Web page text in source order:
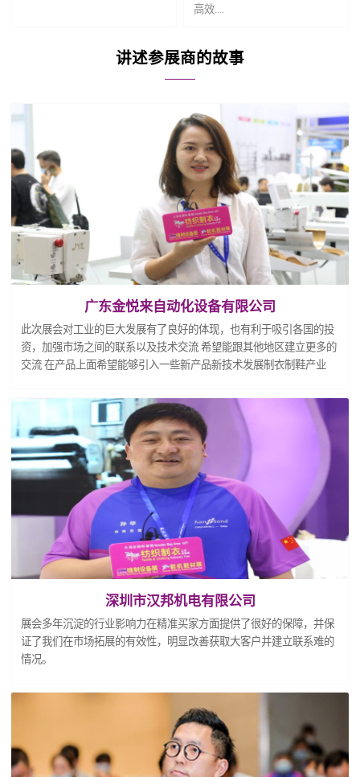
高效....
讲述参展商的故事
广东金悦来自动化设备有限公司
此次展会对工业的巨大发展有了良好的体现，也有利于吸引各国的投
资，加强市场之间的联系以及技术交流 希望能跟其他地区建立更多的
交流 在产品上面希望能够引入一些新产品新技术发展制衣制鞋产业
深圳市汉邦机电有限公司
展会多年沉淀的行业影响力在精准买家方面提供了很好的保障，并保
证了我们在市场拓展的有效性，明显改善获取大客户并建立联系难的
情况。